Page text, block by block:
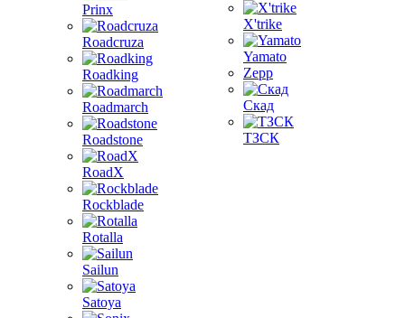
Prinx
Roadcruza
Roadking
Roadmarch
Roadstone
RoadX
Rockblade
Rotalla
Sailun
Satoya
X'trike
Yamato
Zepp
Скад
ТЗСК